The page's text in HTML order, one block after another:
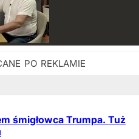
śmigłowca Trumpa. Tuż